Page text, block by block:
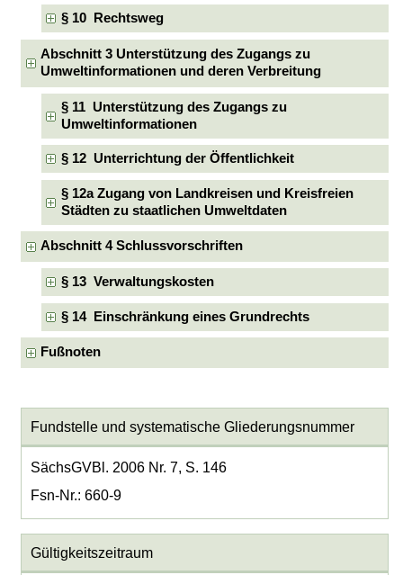
§ 10 Rechtsweg
Abschnitt 3 Unterstützung des Zugangs zu
Umweltinformationen und deren Verbreitung
§ 11 Unterstützung des Zugangs zu
Umweltinformationen
§ 12 Unterrichtung der Öffentlichkeit
§ 12a Zugang von Landkreisen und Kreisfreien
Städten zu staatlichen Umweltdaten
Abschnitt 4 Schlussvorschriften
§ 13 Verwaltungskosten
§ 14 Einschränkung eines Grundrechts
Fußnoten
Fundstelle und systematische Gliederungsnummer
SächsGVBl. 2006 Nr. 7, S. 146
Fsn-Nr.: 660-9
Gültigkeitszeitraum